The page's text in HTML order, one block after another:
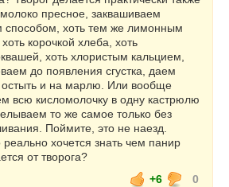
пресное, заквашиваем
хоть тем же лимонным
корочкой хлеба, хоть
хоть хлористым кальцием,
до появления сгустка, даем
остыть и на марлю. Или вообще
всю кисломолочку в одну кастрюлю
то же самое только без
Поймите, это не наезд.
реально хочется знать чем панир
от творога?
+6
0